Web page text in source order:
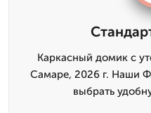
Каркасный домик с
Самаре, 2026 г. Наши
выбрать